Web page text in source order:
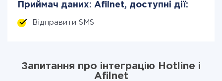
Приймач даних: Afilnet, доступні дії:
Відправити SMS
Запитання про інтеграцію Hotline і
Afilnet